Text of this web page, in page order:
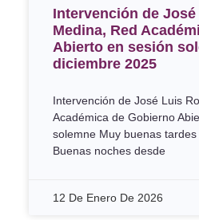
Intervención de
Medina, Red
Abierto en sesión
diciembre 2025
Intervención de José Luis
Académica de Gobierno
solemne Muy buenas tardes
Buenas noches desde
12 De Enero De 2026